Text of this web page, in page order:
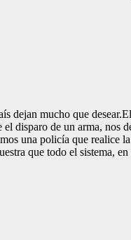
dejan mucho que
disparo de un arma, nos
una policía que realice
que todo el sistema,